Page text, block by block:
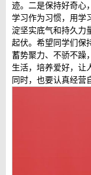
迹。二是保持好奇心
学习作为习惯，用学
淀坚实底气和持久力
起伏。希望同学们保
蓄势聚力、不骄不躁
生活，培养爱好，让
同时，也要认真经营